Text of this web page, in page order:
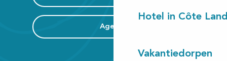
Hotel in Côte
Vakantiedorpen
Agenda